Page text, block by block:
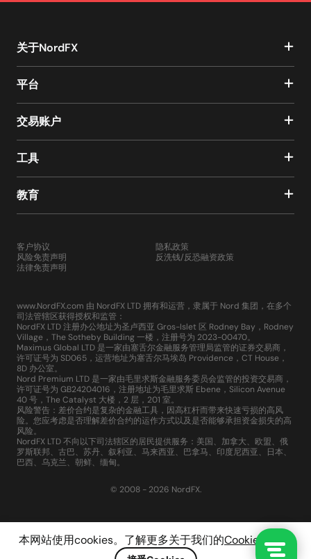
本网站使用cookies。了解更多关于我们的Cookie政策。
关于NordFX
平台
交易账户
工具
教育
客户协议
风险免责声明
法律免责声明
隐私政策
反洗钱/反恐融资政策
www.NordFX.com 由 NordFX LTD 拥有和运营，隶属于 Nord 集团，在多个
司法管辖区获得授权和监管：
NordFX LTD 注册办公地址为圣卢西亚 Gros-Islet 区 Rodney Bay，Rodney
Village，The Sotheby Building 一楼，注册号为 2023-00470。
Maximus Global LTD 是一家由塞舌尔金融服务管理局监管的证券交易商，
许可证号为 SD065，运营地址为塞舌尔马埃岛 Providence，CT House，
8D 办公室。
Nord Premium LTD 是一家由毛里求斯金融服务委员会监管的投资交易商，
许可证号为 GB24204016，注册地址为毛里求斯 Ebene，Silicon Avenue
40 号，The Catalyst 大楼，2 层，201 室。
风险警告：差价合约是复杂的金融工具，因高杠杆而带来快速亏损的高风
险。您应考虑是否理解差价合约的运作方式以及是否能够承担资金损失的高
风险。
NordFX LTD 不向以下司法辖区的居民提供服务：美国、加拿大、欧盟、俄
罗斯联邦、古巴、苏丹、叙利亚、马来西亚、巴拿马、印度尼西亚、日本、
巴西、乌克兰、朝鲜、缅甸。
© 2008 - 2026 NordFX.